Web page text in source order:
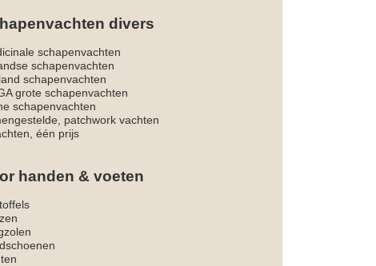
divers
schapenvachten
schapenvachten
schapenvachten
grote schapenvachten
schapenvachten
patchwork vachten
één prijs
handen & voeten